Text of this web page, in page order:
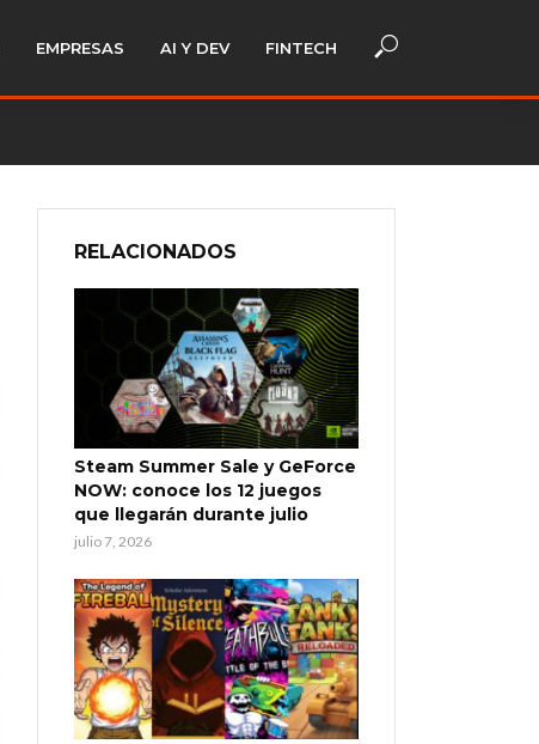
EMPRESAS AI Y DEV FINTECH
RELACIONADOS
Steam Summer Sale y GeForce
NOW: conoce los 12 juegos
que llegarán durante julio
julio 7, 2026